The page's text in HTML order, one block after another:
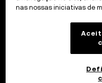
nas nossas iniciativas de